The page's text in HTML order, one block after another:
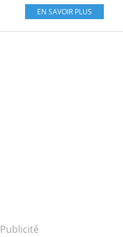
EN SAVOIR PLUS
Publicité